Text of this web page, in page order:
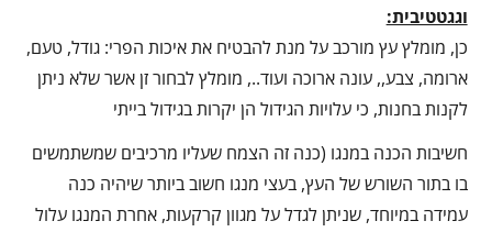
וגגטטיבית:
כן, מומלץ עץ מורכב על מנת להבטיח את איכות הפרי: גודל, טעם,
ארומה, צבע,, עונה ארוכה ועוד.., מומלץ לבחור זן אשר שלא ניתן
לקנות בחנות, כי עלויות הגידול הן יקרות בגידול בייתי
חשיבות הכנה במנגו (כנה זה הצמח שעליו מרכיבים שמשתמשים
בו בתור השורש של העץ, בעצי מנגו חשוב ביותר שיהיה כנה
עמידה במיוחד, שניתן לגדל על מגוון קרקעות, אחרת המנגו עלול